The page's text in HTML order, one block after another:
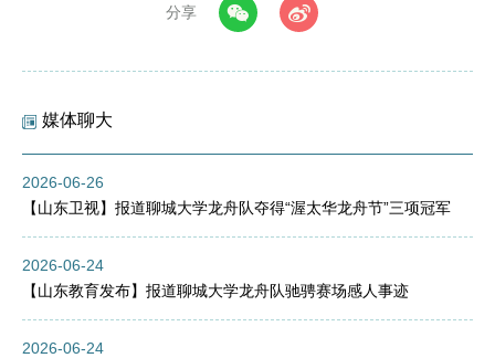
分享
媒体聊大
2026-06-26
【山东卫视】报道聊城大学龙舟队夺得“渥太华龙舟节”三项冠军
2026-06-24
【山东教育发布】报道聊城大学龙舟队驰骋赛场感人事迹
2026-06-24